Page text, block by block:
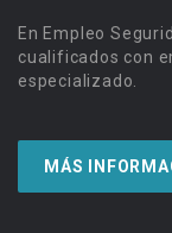
En Empleo
cualificados con
especializado.
MÁS